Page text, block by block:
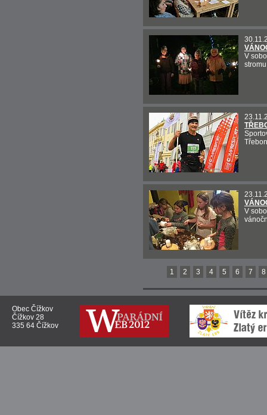
V
V
1 2 3 4 5 6 7 8
Obec Čížkov
Čížkov 28
335 64 Čížkov